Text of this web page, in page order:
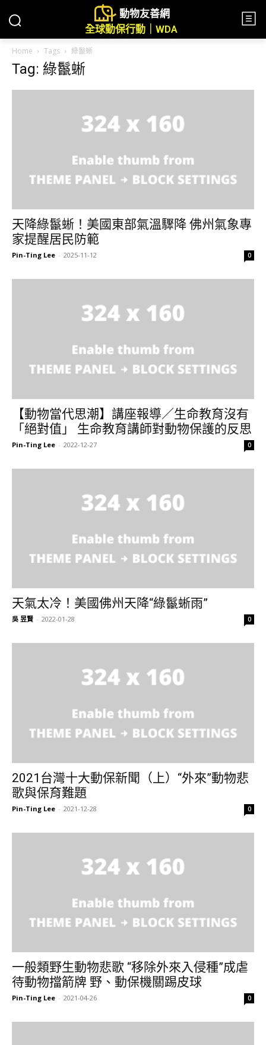
動物友善網
全球動保行動｜WDA
Home Tags 綠鬣蜥
Tag: 綠鬣蜥
天降綠鬣蜥！美國東部氣溫驟降 佛州氣象專
家提醒居民防範
Pin-Ting Lee - 2025-11-12 0
【動物當代思潮】講座報導／生命教育沒有
「絕對值」 生命教育講師對動物保護的反思
Pin-Ting Lee - 2022-12-27 0
天氣太冷！美國佛州天降“綠鬣蜥雨”
吳 昱賢 - 2022-01-28 0
2021台灣十大動保新聞（上）“外來”動物悲
歌與保育難題
Pin-Ting Lee - 2021-12-28 0
一般類野生動物悲歌 “移除外來入侵種”成虐
待動物擋箭牌 野、動保機關踢皮球
Pin-Ting Lee - 2021-04-26 0